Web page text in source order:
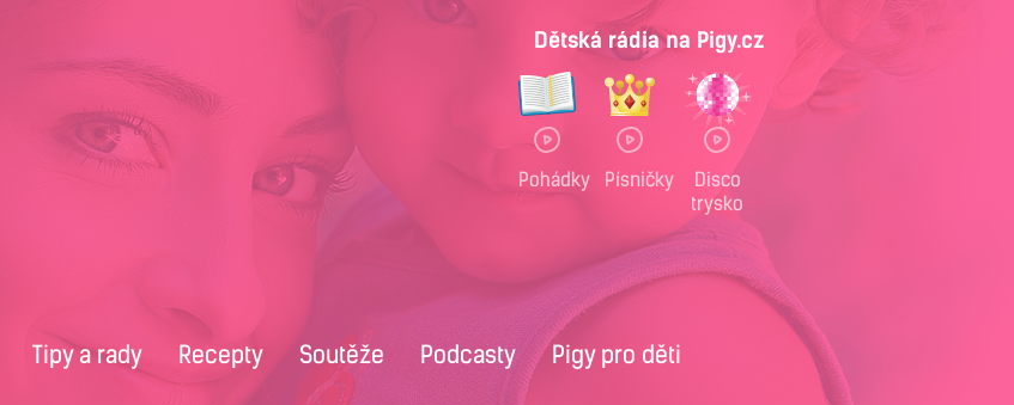
Dětská rádia na Pigy.cz
Pohádky Písničky
Disco
trysko
Tipy a rady Recepty Soutěže Podcasty Pigy pro děti